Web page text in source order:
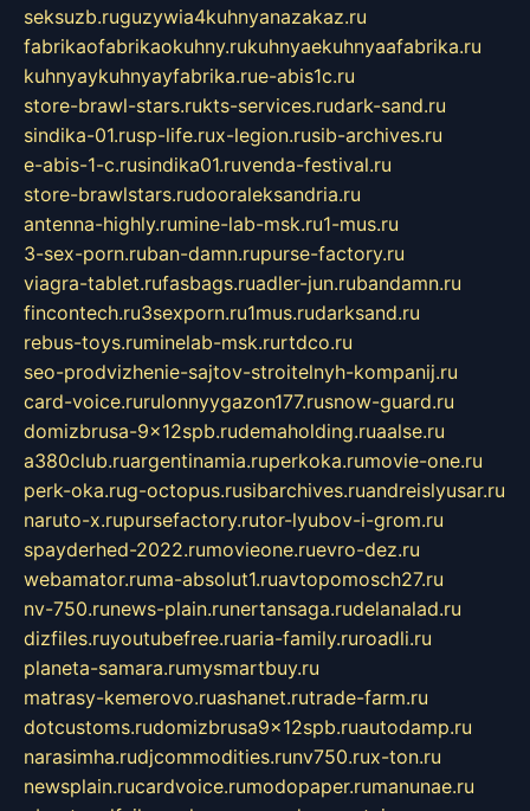
seksuzb.ruguzywia4kuhnyanazakaz.ru
fabrikaofabrikaokuhny.rukuhnyaekuhnyaafabrika.ru
kuhnyaykuhnyayfabrika.rue-abis1c.ru
store-brawl-stars.rukts-services.rudark-sand.ru
sindika-01.rusp-life.rux-legion.rusib-archives.ru
e-abis-1-c.rusindika01.ruvenda-festival.ru
store-brawlstars.rudooraleksandria.ru
antenna-highly.rumine-lab-msk.ru1-mus.ru
3-sex-porn.ruban-damn.rupurse-factory.ru
viagra-tablet.rufasbags.ruadler-jun.rubandamn.ru
fincontech.ru3sexporn.ru1mus.rudarksand.ru
rebus-toys.ruminelab-msk.rurtdco.ru
seo-prodvizhenie-sajtov-stroitelnyh-kompanij.ru
card-voice.rurulonnyygazon177.rusnow-guard.ru
domizbrusa-9x12spb.rudemaholding.ruaalse.ru
a380club.ruargentinamia.ruperkoka.rumovie-one.ru
perk-oka.rug-octopus.rusibarchives.ruandreislyusar.ru
naruto-x.rupursefactory.rutor-lyubov-i-grom.ru
spayderhed-2022.rumovieone.ruevro-dez.ru
webamator.ruma-absolut1.ruavtopomosch27.ru
nv-750.runews-plain.runertansaga.rudelanalad.ru
dizfiles.ruyoutubefree.ruaria-family.ruroadli.ru
planeta-samara.rumysmartbuy.ru
matrasy-kemerovo.ruashanet.rutrade-farm.ru
dotcustoms.rudomizbrusa9x12spb.ruautodamp.ru
narasimha.rudjcommodities.runv750.rux-ton.ru
newsplain.rucardvoice.rumodopaper.rumanunae.ru